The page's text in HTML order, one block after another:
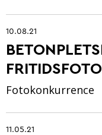
10.08.21
Fotokonkurrence
11.05.21